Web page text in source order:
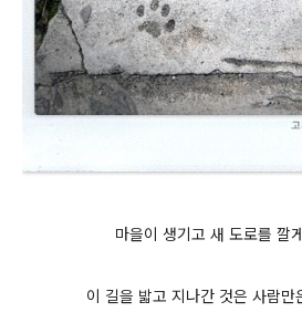
마을이 생기고 새 도로를 깔
이 길을 밟고 지나간 것은 사람만